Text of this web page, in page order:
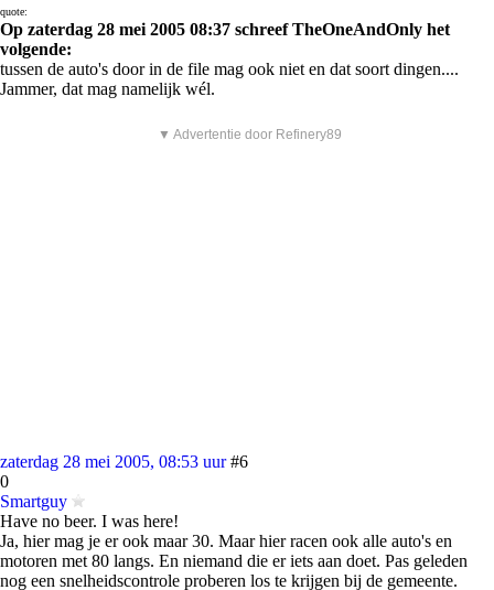
quote:
Op zaterdag 28 mei 2005 08:37 schreef TheOneAndOnly het
volgende:
tussen de auto's door in de file mag ook niet en dat soort dingen....
Jammer, dat mag namelijk wél.
▼ Advertentie door Refinery89
zaterdag 28 mei 2005, 08:53 uur #6
0
Smartguy
Have no beer. I was here!
Ja, hier mag je er ook maar 30. Maar hier racen ook alle auto's en
motoren met 80 langs. En niemand die er iets aan doet. Pas geleden
nog een snelheidscontrole proberen los te krijgen bij de gemeente.